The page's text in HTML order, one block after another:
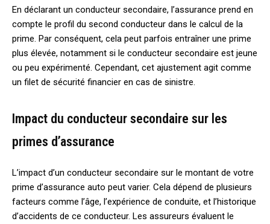
En déclarant un conducteur secondaire, l’assurance prend en
compte le profil du second conducteur dans le calcul de la
prime. Par conséquent, cela peut parfois entraîner une prime
plus élevée, notamment si le conducteur secondaire est jeune
ou peu expérimenté. Cependant, cet ajustement agit comme
un filet de sécurité financier en cas de sinistre.
Impact du conducteur secondaire sur les
primes d’assurance
L’impact d’un conducteur secondaire sur le montant de votre
prime d’assurance auto peut varier. Cela dépend de plusieurs
facteurs comme l’âge, l’expérience de conduite, et l’historique
d’accidents de ce conducteur. Les assureurs évaluent le